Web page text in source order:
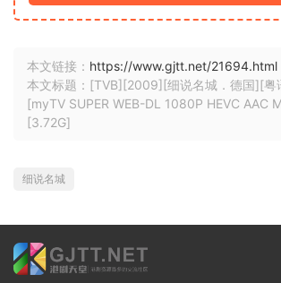
本文链接： https://www.gjtt.net/21694.html
本文标题：[TVB][2009][细说名城．德国][粤
[myTV SUPER WEB-DL 1080P HEVC AAC
[3.72G]
细说名城